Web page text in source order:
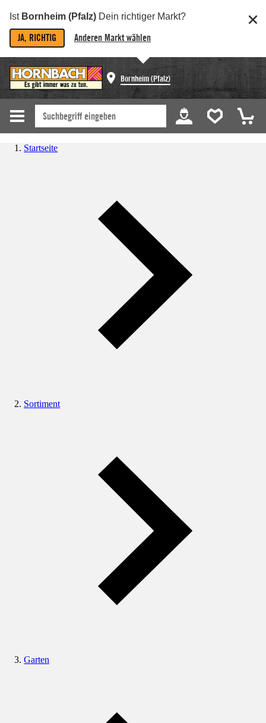
Ist Bornheim (Pfalz) Dein richtiger Markt?
JA, RICHTIG Anderen Markt wählen
Bornheim (Pfalz)
Startseite
Sortiment
Garten